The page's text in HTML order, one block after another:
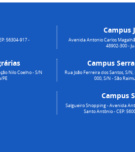
56304-917 -
Nilo Coelho - S/N
PE
Campus
Avenida Antonio Carlos
48902-300 -
Campus
Rua João Ferreira dos Santos, S/
000, S/N - São
Campus
Salgueiro Shopping - Avenida
Santo Antônio - CEP: